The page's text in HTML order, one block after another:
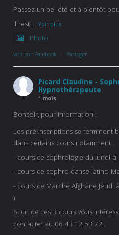
Passez un bel été et à bientôt
Il rest ... Voir plus
Photo
Voir sur Facebook · Partager
Picard Claudine -
Hypnothérapeute
1 mois
Bonsoir, pour information :
Les pré-inscriptions se terminent
dans certains cours notamment :
- cours de sophrologie du lundi à
- cours de sophro-danse latino
- cours de Marche Afghane Jeudi
)
Si un de ces 3 cours vous
contacter au 06 43 12 53 72 .